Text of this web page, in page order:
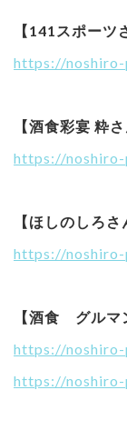
【141スポーツ
https://
【酒食彩宴 粋さ
https://
【ほしのしろさ
https://
【酒食 グルマ
https://
https://